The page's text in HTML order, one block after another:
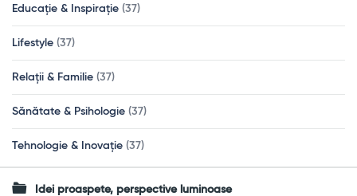
Educație & Inspirație (37)
Lifestyle (37)
Relații & Familie (37)
Sănătate & Psihologie (37)
Tehnologie & Inovație (37)
Idei proaspete, perspective luminoase